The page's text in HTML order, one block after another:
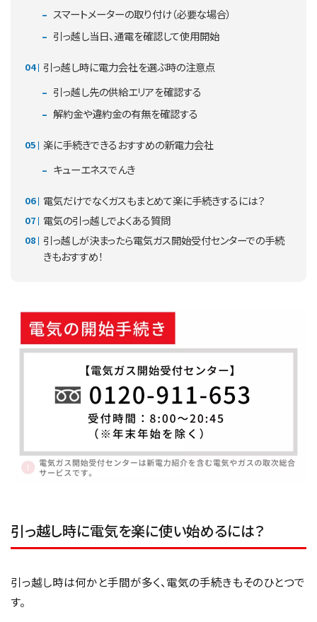
スマートメーターの取り付け（必要な場合）
引っ越し当日、通電を確認して使用開始
引っ越し時に電力会社を選ぶ時の注意点
引っ越し先の供給エリアを確認する
解約金や違約金の有無を確認する
楽に手続きできるおすすめの新電力会社
キューエネスでんき
電気だけでなくガスもまとめて楽に手続きするには？
電気の引っ越しでよくある質問
引っ越しが決まったら電気ガス開始受付センターでの手続
きもおすすめ！
引っ越し時に電気を楽に使い始めるには？
引っ越し時は何かと手間が多く、電気の手続きもそのひとつで
す。